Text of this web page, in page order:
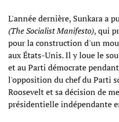
L'année dernière, Sunkara a
(The Socialist Manifesto), qui
pour la construction d'un
aux États-Unis. Il y loue le
et au Parti démocrate
l'opposition du chef du Parti
Roosevelt et sa décision de
présidentielle indépendante